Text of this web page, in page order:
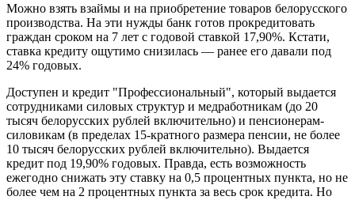
Можно взять взаймы и на приобретение товаров белорусского
производства. На эти нужды банк готов прокредитовать
граждан сроком на 7 лет с годовой ставкой 17,90%. Кстати,
ставка кредиту ощутимо снизилась — ранее его давали под
24% годовых.
Доступен и кредит "Профессиональный", который выдается
сотрудниками силовых структур и медработникам (до 20
тысяч белорусских рублей включительно) и пенсионерам-
силовикам (в пределах 15-кратного размера пенсии, не более
10 тысяч белорусских рублей включительно). Выдается
кредит под 19,90% годовых. Правда, есть возможность
ежегодно снижать эту ставку на 0,5 процентных пункта, но не
более чем на 2 процентных пункта за весь срок кредита. Но